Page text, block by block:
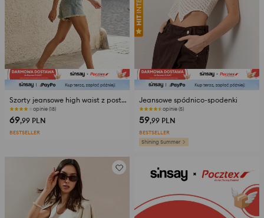
Szorty jeansowe high waist z postrzępioną nogawką
opinie (18)
69,99 PLN
BESTSELLER
Jeansowe spódnico-spodenki
opinie (5)
59,99 PLN
BESTSELLER
Shining Summer